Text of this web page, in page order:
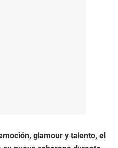
glamour y talento, el